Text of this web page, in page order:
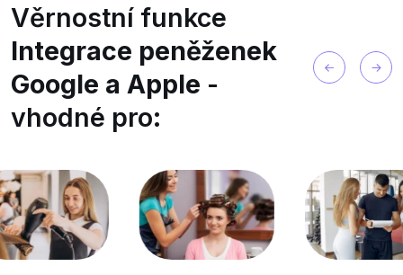
Věrnostní funkce
Integrace peněženek
Google a Apple -
vhodné pro: